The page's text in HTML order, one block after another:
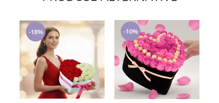
-18% -10%